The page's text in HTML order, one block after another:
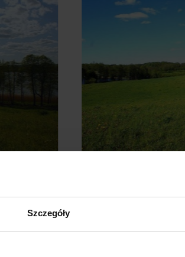
Szczegóły